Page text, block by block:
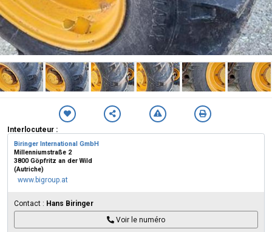
Interlocuteur :
Biringer International GmbH
Millenniumstraße 2
3800 Göpfritz an der Wild
(Autriche)
www.bigroup.at
Contact : Hans Biringer
Voir le numéro